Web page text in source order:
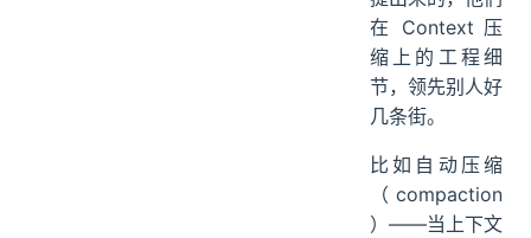
在 Context 压
缩上的工程细
节，领先别人好
几条街。
比如自动压缩
（compaction
）——当上下文